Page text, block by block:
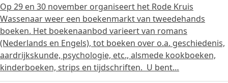
Op 29 en 30 november organiseert het Rode Kruis
Wassenaar weer een boekenmarkt van tweedehands
boeken. Het boekenaanbod varieert van romans
(Nederlands en Engels), tot boeken over o.a. geschiedenis,
aardrijkskunde, psychologie, etc., alsmede kookboeken,
kinderboeken, strips en tijdschriften. U bent…